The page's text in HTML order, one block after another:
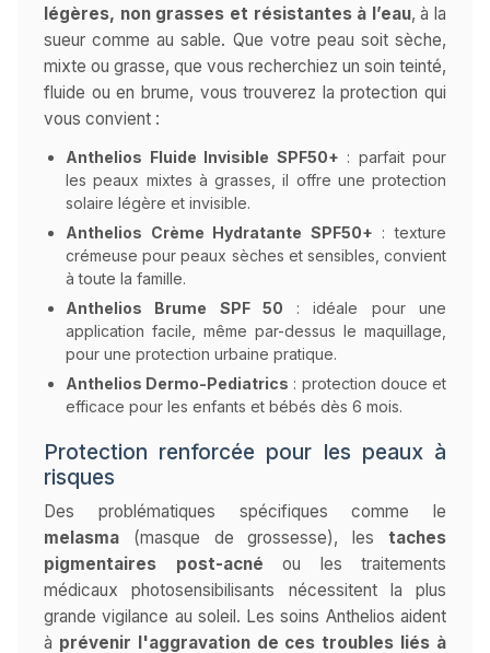
légères, non grasses et résistantes à l’eau, à la
sueur comme au sable. Que votre peau soit sèche,
mixte ou grasse, que vous recherchiez un soin teinté,
fluide ou en brume, vous trouverez la protection qui
vous convient :
Anthelios Fluide Invisible SPF50+ : parfait pour
les peaux mixtes à grasses, il offre une protection
solaire légère et invisible.
Anthelios Crème Hydratante SPF50+ : texture
crémeuse pour peaux sèches et sensibles, convient
à toute la famille.
Anthelios Brume SPF 50 : idéale pour une
application facile, même par-dessus le maquillage,
pour une protection urbaine pratique.
Anthelios Dermo-Pediatrics : protection douce et
efficace pour les enfants et bébés dès 6 mois.
Protection renforcée pour les peaux à
risques
Des problématiques spécifiques comme le
melasma (masque de grossesse), les taches
pigmentaires post-acné ou les traitements
médicaux photosensibilisants nécessitent la plus
grande vigilance au soleil. Les soins Anthelios aident
à prévenir l'aggravation de ces troubles liés à